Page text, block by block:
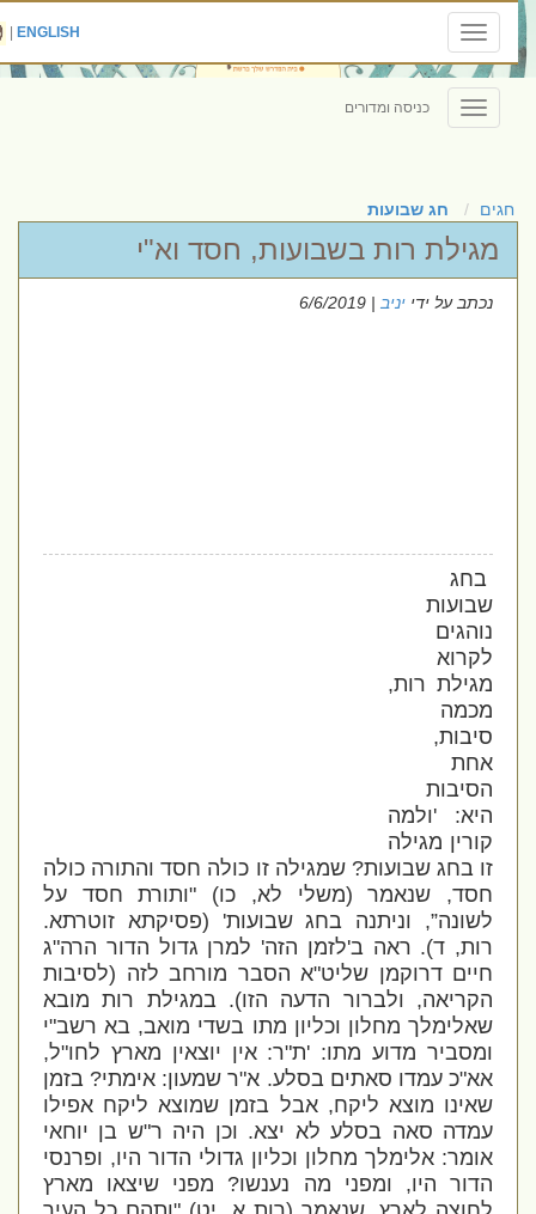
Toggle
navigation
ENGLISH
|
Toggle
navigation
כניסה ומדורים
חגים חג שבועות
מגילת רות בשבועות, חסד וא"י
נכתב על ידייניב| 6/6/2019
בחג
שבועות
נוהגים
לקרוא
מגילת רות,
מכמה
סיבות,
אחת
הסיבות
היא: 'ולמה
קורין מגילה
זו בחג שבועות? שמגילה זו כולה חסד והתורה כולה
חסד, שנאמר (משלי לא, כו) "ותורת חסד על
לשונה”, וניתנה בחג שבועות' (פסיקתא זוטרתא.
רות, ד). ראה ב'לזמן הזה' למרן גדול הדור הרה"ג
חיים דרוקמן שליט"א הסבר מורחב לזה (לסיבות
הקריאה, ולברור הדעה הזו). במגילת רות מובא
שאלימלך מחלון וכליון מתו בשדי מואב, בא רשב"י
ומסביר מדוע מתו: 'ת"ר: אין יוצאין מארץ לחו"ל,
אא"כ עמדו סאתים בסלע. א"ר שמעון: אימתי? בזמן
שאינו מוצא ליקח, אבל בזמן שמוצא ליקח אפילו
עמדה סאה בסלע לא יצא. וכן היה ר"ש בן יוחאי
אומר: אלימלך מחלון וכליון גדולי הדור היו, ופרנסי
הדור היו, ומפני מה נענשו? מפני שיצאו מארץ